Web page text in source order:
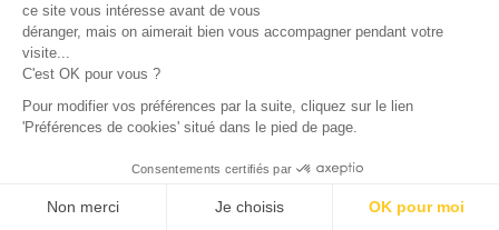
ce site vous intéresse avant de vous
déranger, mais on aimerait bien vous accompagner pendant votre
visite...
C'est OK pour vous ?
Pour modifier vos préférences par la suite, cliquez sur le lien
'Préférences de cookies' situé dans le pied de page.
Consentements certifiés par
Non merci Je choisis OK pour moi